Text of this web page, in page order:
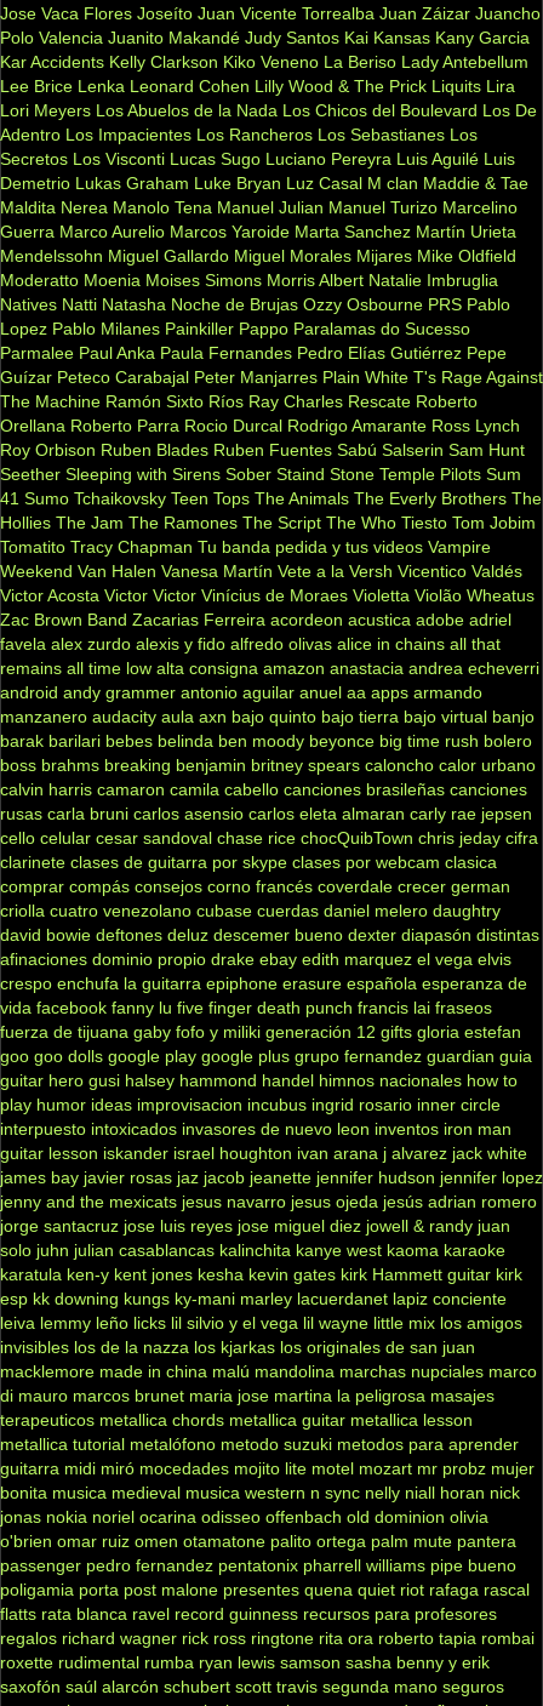
Jose Vaca Flores Joseíto Juan Vicente Torrealba Juan Záizar Juancho
Polo Valencia Juanito Makandé Judy Santos Kai Kansas Kany Garcia
Kar Accidents Kelly Clarkson Kiko Veneno La Beriso Lady Antebellum
Lee Brice Lenka Leonard Cohen Lilly Wood & The Prick Liquits Lira
Lori Meyers Los Abuelos de la Nada Los Chicos del Boulevard Los De
Adentro Los Impacientes Los Rancheros Los Sebastianes Los
Secretos Los Visconti Lucas Sugo Luciano Pereyra Luis Aguilé Luis
Demetrio Lukas Graham Luke Bryan Luz Casal M clan Maddie & Tae
Maldita Nerea Manolo Tena Manuel Julian Manuel Turizo Marcelino
Guerra Marco Aurelio Marcos Yaroide Marta Sanchez Martín Urieta
Mendelssohn Miguel Gallardo Miguel Morales Mijares Mike Oldfield
Moderatto Moenia Moises Simons Morris Albert Natalie Imbruglia
Natives Natti Natasha Noche de Brujas Ozzy Osbourne PRS Pablo
Lopez Pablo Milanes Painkiller Pappo Paralamas do Sucesso
Parmalee Paul Anka Paula Fernandes Pedro Elías Gutiérrez Pepe
Guízar Peteco Carabajal Peter Manjarres Plain White T's Rage Against
The Machine Ramón Sixto Ríos Ray Charles Rescate Roberto
Orellana Roberto Parra Rocio Durcal Rodrigo Amarante Ross Lynch
Roy Orbison Ruben Blades Ruben Fuentes Sabú Salserin Sam Hunt
Seether Sleeping with Sirens Sober Staind Stone Temple Pilots Sum
41 Sumo Tchaikovsky Teen Tops The Animals The Everly Brothers The
Hollies The Jam The Ramones The Script The Who Tiesto Tom Jobim
Tomatito Tracy Chapman Tu banda pedida y tus videos Vampire
Weekend Van Halen Vanesa Martín Vete a la Versh Vicentico Valdés
Victor Acosta Victor Victor Vinícius de Moraes Violetta Violão Wheatus
Zac Brown Band Zacarias Ferreira acordeon acustica adobe adriel
favela alex zurdo alexis y fido alfredo olivas alice in chains all that
remains all time low alta consigna amazon anastacia andrea echeverri
android andy grammer antonio aguilar anuel aa apps armando
manzanero audacity aula axn bajo quinto bajo tierra bajo virtual banjo
barak barilari bebes belinda ben moody beyonce big time rush bolero
boss brahms breaking benjamin britney spears caloncho calor urbano
calvin harris camaron camila cabello canciones brasileñas canciones
rusas carla bruni carlos asensio carlos eleta almaran carly rae jepsen
cello celular cesar sandoval chase rice chocQuibTown chris jeday cifra
clarinete clases de guitarra por skype clases por webcam clasica
comprar compás consejos corno francés coverdale crecer german
criolla cuatro venezolano cubase cuerdas daniel melero daughtry
david bowie deftones deluz descemer bueno dexter diapasón distintas
afinaciones dominio propio drake ebay edith marquez el vega elvis
crespo enchufa la guitarra epiphone erasure española esperanza de
vida facebook fanny lu five finger death punch francis lai fraseos
fuerza de tijuana gaby fofo y miliki generación 12 gifts gloria estefan
goo goo dolls google play google plus grupo fernandez guardian guia
guitar hero gusi halsey hammond handel himnos nacionales how to
play humor ideas improvisacion incubus ingrid rosario inner circle
interpuesto intoxicados invasores de nuevo leon inventos iron man
guitar lesson iskander israel houghton ivan arana j alvarez jack white
james bay javier rosas jaz jacob jeanette jennifer hudson jennifer lopez
jenny and the mexicats jesus navarro jesus ojeda jesús adrian romero
jorge santacruz jose luis reyes jose miguel diez jowell & randy juan
solo juhn julian casablancas kalinchita kanye west kaoma karaoke
karatula ken-y kent jones kesha kevin gates kirk Hammett guitar kirk
esp kk downing kungs ky-mani marley lacuerdanet lapiz conciente
leiva lemmy leño licks lil silvio y el vega lil wayne little mix los amigos
invisibles los de la nazza los kjarkas los originales de san juan
macklemore made in china malú mandolina marchas nupciales marco
di mauro marcos brunet maria jose martina la peligrosa masajes
terapeuticos metallica chords metallica guitar metallica lesson
metallica tutorial metalófono metodo suzuki metodos para aprender
guitarra midi miró mocedades mojito lite motel mozart mr probz mujer
bonita musica medieval musica western n sync nelly niall horan nick
jonas nokia noriel ocarina odisseo offenbach old dominion olivia
o'brien omar ruiz omen otamatone palito ortega palm mute pantera
passenger pedro fernandez pentatonix pharrell williams pipe bueno
poligamia porta post malone presentes quena quiet riot rafaga rascal
flatts rata blanca ravel record guinness recursos para profesores
regalos richard wagner rick ross ringtone rita ora roberto tapia rombai
roxette rudimental rumba ryan lewis samson sasha benny y erik
saxofón saúl alarcón schubert scott travis segunda mano seguros